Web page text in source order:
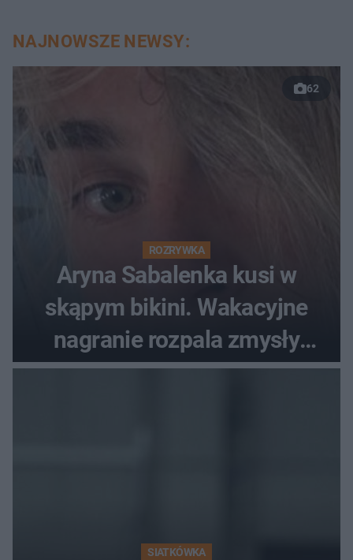
NAJNOWSZE NEWSY:
62
ROZRYWKA
Aryna Sabalenka kusi w
skąpym bikini. Wakacyjne
nagranie rozpala zmysły
fanów
SIATKÓWKA